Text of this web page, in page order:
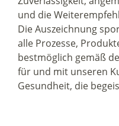
und die
Die Auszeichnung
alle Prozesse,
bestmöglich gemäß
für und mit unseren
Gesundheit, die